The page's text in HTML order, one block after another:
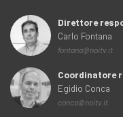
Direttore
Carlo Fontana
fontana@noitv.it
Coordinatore
Egidio Conca
conca@noitv.it